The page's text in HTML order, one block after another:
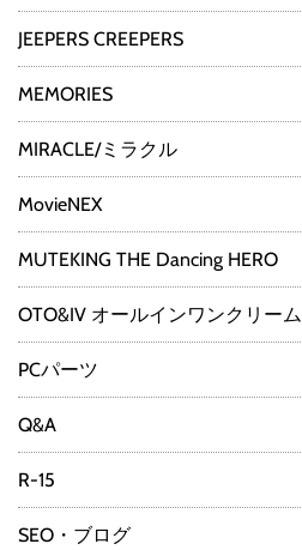
JEEPERS CREEPERS
MEMORIES
MIRACLE/ミラクル
MovieNEX
MUTEKING THE Dancing HERO
OTO&IV オールインワンクリーム
PCパーツ
Q&A
R-15
SEO・ブログ